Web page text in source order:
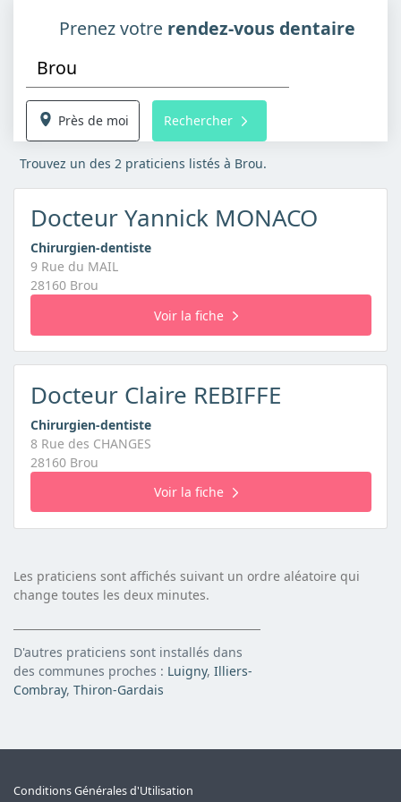
Prenez votre rendez-vous dentaire
Près de moi Rechercher
Trouvez un des 2 praticiens listés à Brou.
Docteur Yannick MONACO
Chirurgien-dentiste
9 Rue du MAIL
28160 Brou
Voir la fiche
Docteur Claire REBIFFE
Chirurgien-dentiste
8 Rue des CHANGES
28160 Brou
Voir la fiche
Les praticiens sont affichés suivant un ordre aléatoire qui
change toutes les deux minutes.
D'autres praticiens sont installés dans
des communes proches : Luigny, Illiers-
Combray, Thiron-Gardais
Conditions Générales d'Utilisation